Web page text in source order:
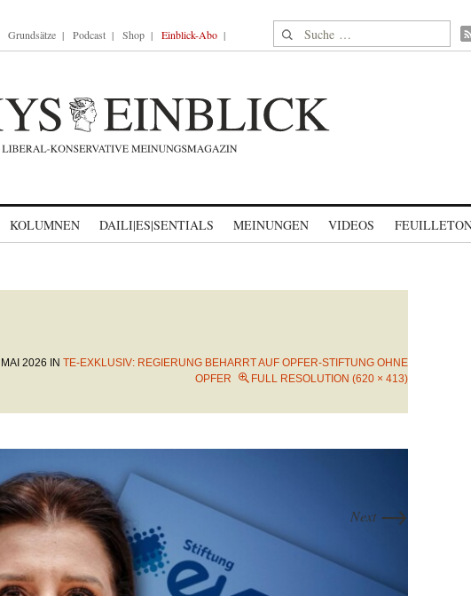
Grundsätze Podcast Shop Einblick-Abo Suche nach:
KOLUMNEN DAILI|ES|SENTIALS MEINUNGEN VIDEOS
2026 IN TE-EXKLUSIV: REGIERUNG BEHARRT AUF OPFER-STIFTUNG OHNE
OPFER
FULL RESOLUTION (620 × 413)
Next →